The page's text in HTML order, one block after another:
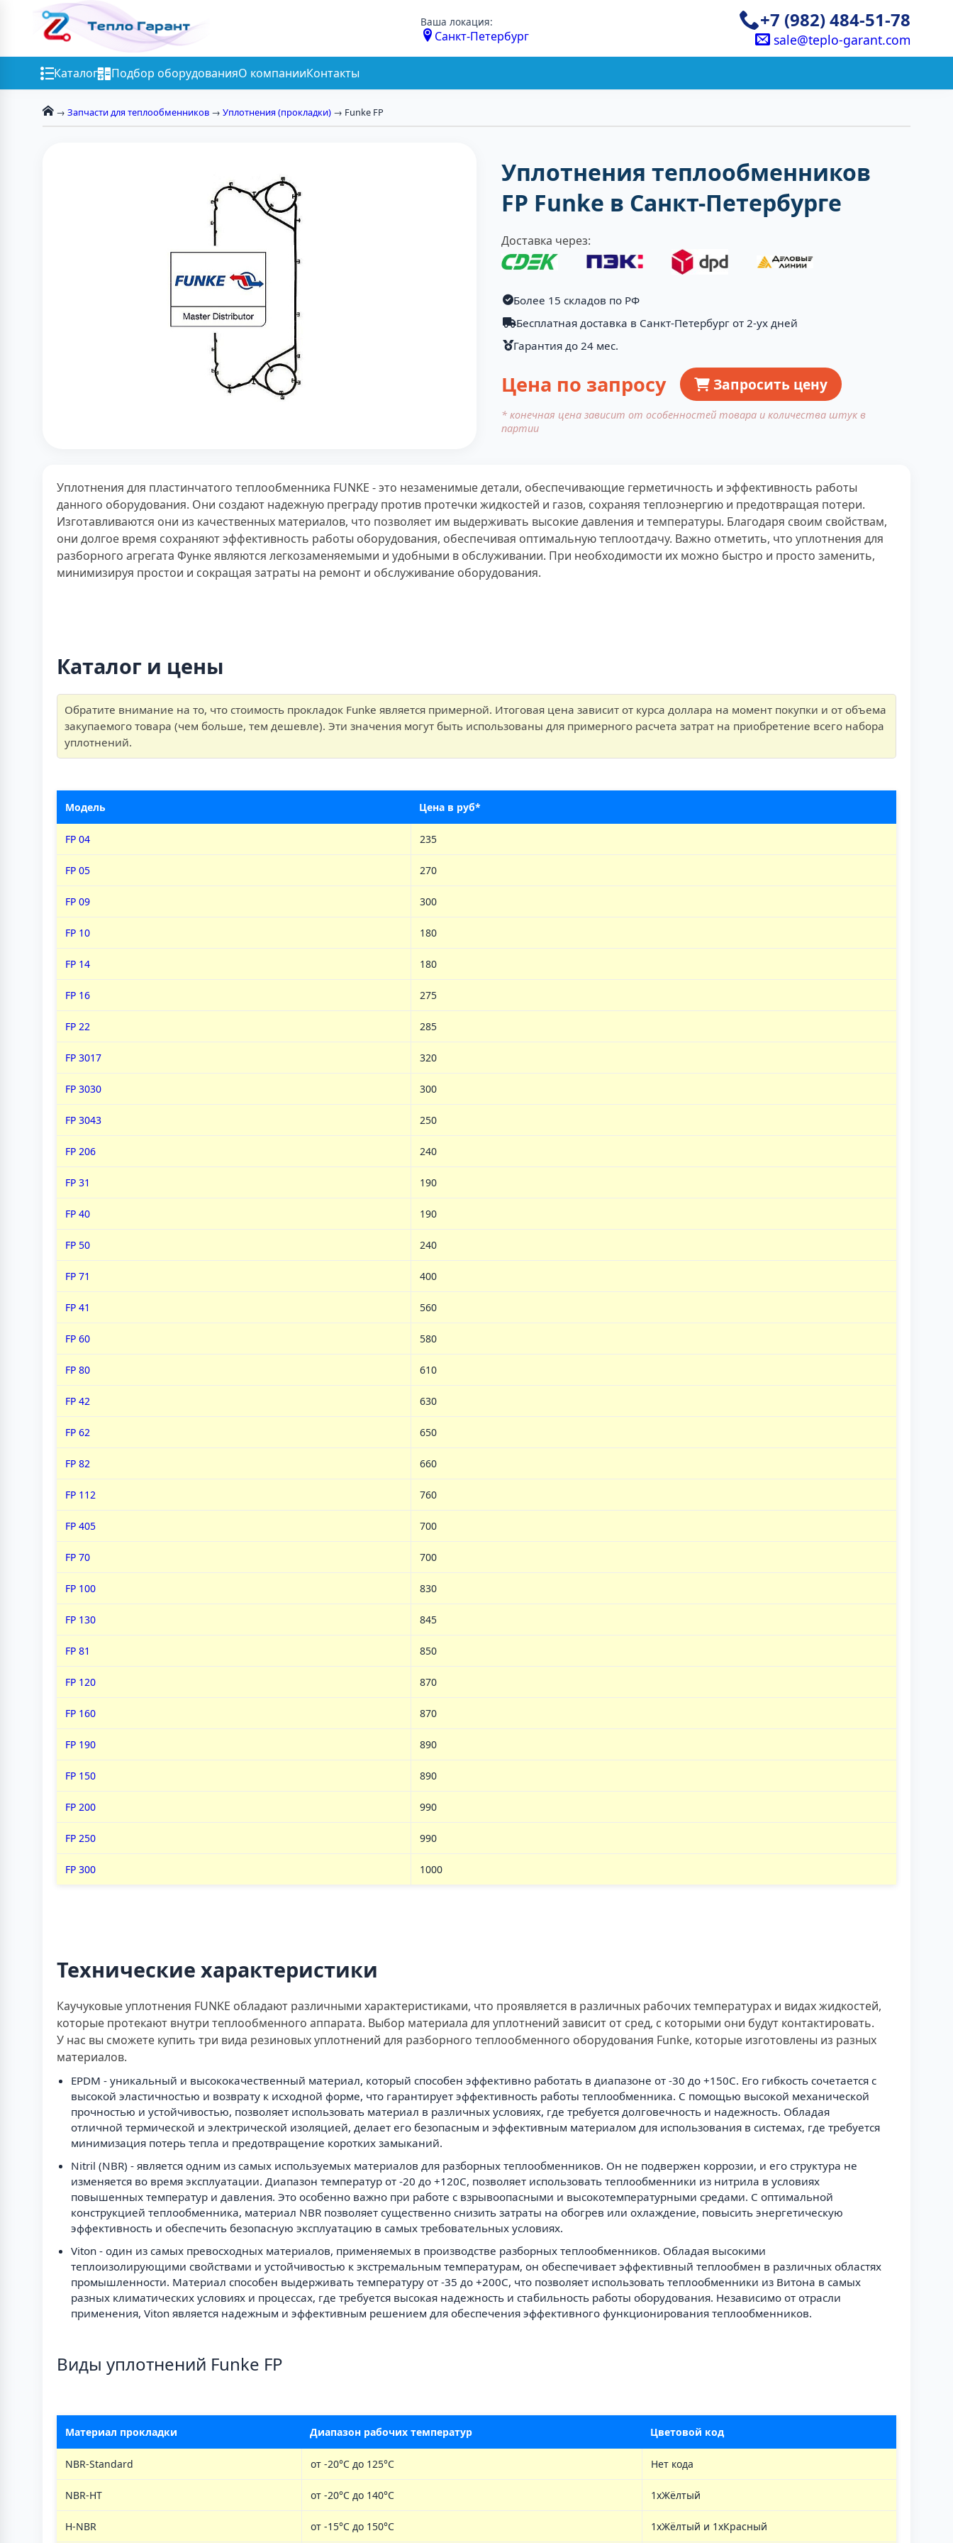
Ваша локация:
Санкт-Петербург
+7 (982) 484-51-78
sale@teplo-garant.com
Каталог Подбор оборудованияО компанииКонтакты
→ Запчасти для теплообменников → Уплотнения (прокладки) → Funke FP
Уплотнения теплообменников
FP Funke в Санкт-Петербурге
Доставка через:
Более 15 складов по РФ
Бесплатная доставка в Санкт-Петербург от 2-ух дней
Гарантия до 24 мес.
Цена по запросу Запросить цену
* конечная цена зависит от особенностей товара и количества штук в
партии
Уплотнения для пластинчатого теплообменника FUNKE - это незаменимые детали, обеспечивающие герметичность и эффективность работы
данного оборудования. Они создают надежную преграду против протечки жидкостей и газов, сохраняя теплоэнергию и предотвращая потери.
Изготавливаются они из качественных материалов, что позволяет им выдерживать высокие давления и температуры. Благодаря своим свойствам,
они долгое время сохраняют эффективность работы оборудования, обеспечивая оптимальную теплоотдачу. Важно отметить, что уплотнения для
разборного агрегата Функе являются легкозаменяемыми и удобными в обслуживании. При необходимости их можно быстро и просто заменить,
минимизируя простои и сокращая затраты на ремонт и обслуживание оборудования.
Каталог и цены
Обратите внимание на то, что стоимость прокладок Funke является примерной. Итоговая цена зависит от курса доллара на момент покупки и от объема
закупаемого товара (чем больше, тем дешевле). Эти значения могут быть использованы для примерного расчета затрат на приобретение всего набора
уплотнений.
Модель Цена в руб*
FP 04 235
FP 05 270
FP 09 300
FP 10 180
FP 14 180
FP 16 275
FP 22 285
FP 3017 320
FP 3030 300
FP 3043 250
FP 206 240
FP 31 190
FP 40 190
FP 50 240
FP 71 400
FP 41 560
FP 60 580
FP 80 610
FP 42 630
FP 62 650
FP 82 660
FP 112 760
FP 405 700
FP 70 700
FP 100 830
FP 130 845
FP 81 850
FP 120 870
FP 160 870
FP 190 890
FP 150 890
FP 200 990
FP 250 990
FP 300 1000
Технические характеристики
Каучуковые уплотнения FUNKE обладают различными характеристиками, что проявляется в различных рабочих температурах и видах жидкостей,
которые протекают внутри теплообменного аппарата. Выбор материала для уплотнений зависит от сред, с которыми они будут контактировать.
У нас вы сможете купить три вида резиновых уплотнений для разборного теплообменного оборудования Funke, которые изготовлены из разных
материалов.
EPDM - уникальный и высококачественный материал, который способен эффективно работать в диапазоне от -30 до +150C. Его гибкость сочетается с
высокой эластичностью и возврату к исходной форме, что гарантирует эффективность работы теплообменника. С помощью высокой механической
прочностью и устойчивостью, позволяет использовать материал в различных условиях, где требуется долговечность и надежность. Обладая
отличной термической и электрической изоляцией, делает его безопасным и эффективным материалом для использования в системах, где требуется
минимизация потерь тепла и предотвращение коротких замыканий.
Nitril (NBR) - является одним из самых используемых материалов для разборных теплообменников. Он не подвержен коррозии, и его структура не
изменяется во время эксплуатации. Диапазон температур от -20 до +120C, позволяет использовать теплообменники из нитрила в условиях
повышенных температур и давления. Это особенно важно при работе с взрывоопасными и высокотемпературными средами. C оптимальной
конструкцией теплообменника, материал NBR позволяет существенно снизить затраты на обогрев или охлаждение, повысить энергетическую
эффективность и обеспечить безопасную эксплуатацию в самых требовательных условиях.
Viton - один из самых превосходных материалов, применяемых в производстве разборных теплообменников. Обладая высокими
теплоизолирующими свойствами и устойчивостью к экстремальным температурам, он обеспечивает эффективный теплообмен в различных областях
промышленности. Материал способен выдерживать температуру от -35 до +200C, что позволяет использовать теплообменники из Витона в самых
разных климатических условиях и процессах, где требуется высокая надежность и стабильность работы оборудования. Независимо от отрасли
применения, Viton является надежным и эффективным решением для обеспечения эффективного функционирования теплообменников.
Виды уплотнений Funke FP
Материал прокладки Диапазон рабочих температур Цветовой код
NBR-Standard от -20°C до 125°C Нет кода
NBR-HT от -20°C до 140°C 1хЖёлтый
H-NBR от -15°C до 150°C 1хЖёлтый и 1хКрасный